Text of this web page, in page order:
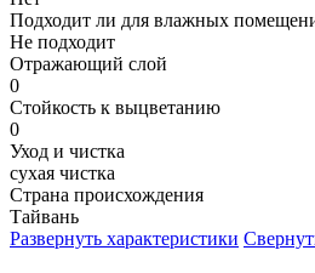
Подходит ли для влажных
Не подходит
Отражающий слой
0
Стойкость к выцветанию
0
Уход и чистка
сухая чистка
Страна происхождения
Тайвань
Развернуть характеристики